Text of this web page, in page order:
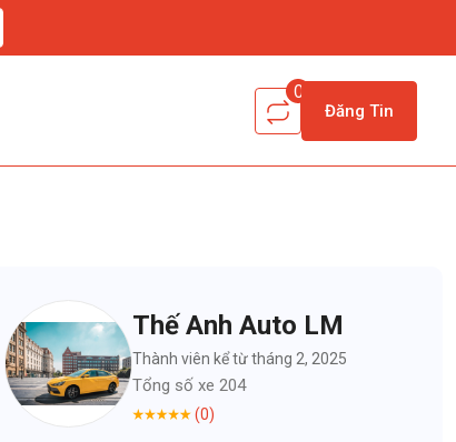
0
Đăng Tin
Thế Anh Auto LM
Thành viên kể từ tháng 2, 2025
Tổng số xe 204
(0)